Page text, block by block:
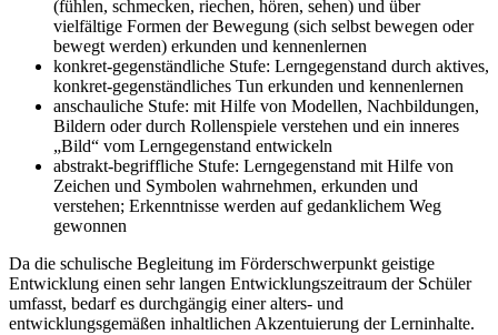
(fühlen, schmecken, riechen, hören, sehen) und über
vielfältige Formen der Bewegung (sich selbst bewegen oder
bewegt werden) erkunden und kennenlernen
konkret-gegenständliche Stufe: Lerngegenstand durch aktives,
konkret-gegenständliches Tun erkunden und kennenlernen
anschauliche Stufe: mit Hilfe von Modellen, Nachbildungen,
Bildern oder durch Rollenspiele verstehen und ein inneres
„Bild“ vom Lerngegenstand entwickeln
abstrakt-begriffliche Stufe: Lerngegenstand mit Hilfe von
Zeichen und Symbolen wahrnehmen, erkunden und
verstehen; Erkenntnisse werden auf gedanklichem Weg
gewonnen
Da die schulische Begleitung im Förderschwerpunkt geistige
Entwicklung einen sehr langen Entwicklungszeitraum der Schüler
umfasst, bedarf es durchgängig einer alters- und
entwicklungsgemäßen inhaltlichen Akzentuierung der Lerninhalte.